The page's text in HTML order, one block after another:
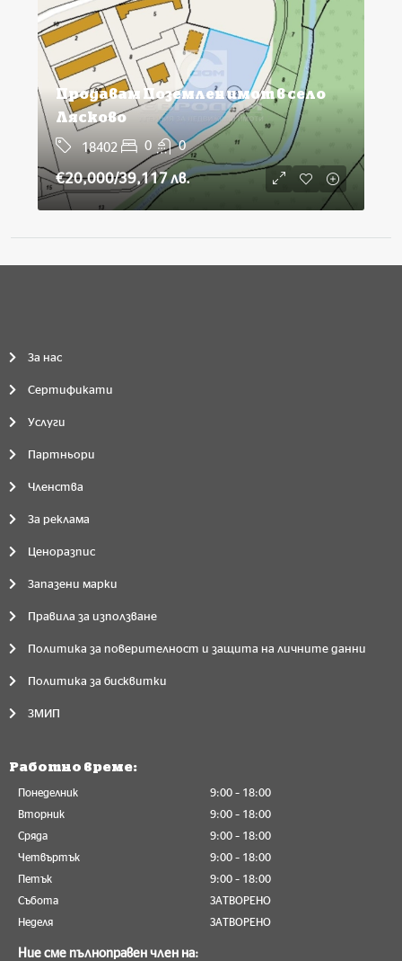
Продавам Поземлен имот в село
Лясково
18402 0 0
€20,000/39,117 лв.
За нас
Сертификати
Услуги
Партньори
Членства
За реклама
Ценоразпис
Запазени марки
Правила за използване
Политика за поверителност и защита на личните данни
Политика за бисквитки
ЗМИП
Работно време:
Понеделник
Вторник
Сряда
Четвъртък
Петък
Събота
Неделя
9:00 – 18:00
9:00 – 18:00
9:00 – 18:00
9:00 – 18:00
9:00 – 18:00
ЗАТВОРЕНО
ЗАТВОРЕНО
Ние сме пълноправен член на: